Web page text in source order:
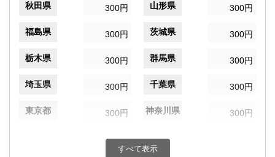
秋田県 300円 山形県 300円
福島県 300円 茨城県 300円
栃木県 300円 群馬県 300円
埼玉県 300円 千葉県 300円
東京都 300円 神奈川県 300円
300円 富山県
すべて表示